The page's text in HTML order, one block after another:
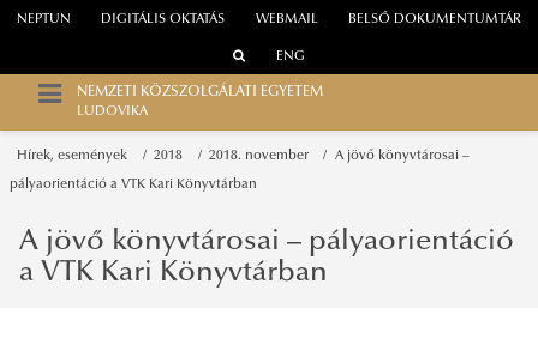
WEBMAIL
NEPTUN DIGITÁLIS OKTATÁS BELSŐ DOKUMENTUMTÁR
ENG
NEMZETI KÖZSZOLGÁLATI EGYETEM
LUDOVIKA
Hírek, események 2018 2018. november A jövő könyvtárosai –
pályaorientáció a VTK Kari Könyvtárban
A jövő könyvtárosai – pályaorientáció
a VTK Kari Könyvtárban